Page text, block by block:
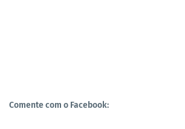
Comente com o Facebook: